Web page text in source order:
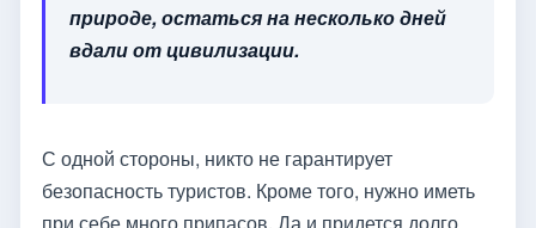
природе, остаться на несколько дней
вдали от цивилизации.
С одной стороны, никто не гарантирует
безопасность туристов. Кроме того, нужно иметь
при себе много припасов. Да и придется долго